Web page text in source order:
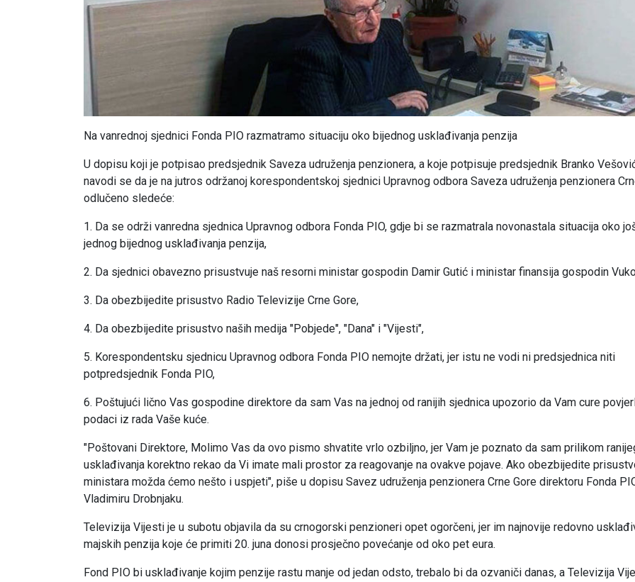
Na vanrednoj sjednici Fonda PIO razmatramo situaciju oko bijednog usklađivanja penzija
U dopisu koji je potpisao predsjednik Saveza udruženja penzionera, a koje potpisuje predsjednik Branko
navodi se da je na jutros održanoj korespondentskoj sjednici Upravnog odbora Saveza udruženja penzionera
odlučeno sledeće:
1. Da se održi vanredna sjednica Upravnog odbora Fonda PIO, gdje bi se razmatrala novonastala situacija oko
jednog bijednog usklađivanja penzija,
2. Da sjednici obavezno prisustvuje naš resorni ministar gospodin Damir Gutić i ministar finansija gospodin
3. Da obezbijedite prisustvo Radio Televizije Crne Gore,
4. Da obezbijedite prisustvo naših medija "Pobjede", "Dana" i "Vijesti",
5. Korespondentsku sjednicu Upravnog odbora Fonda PIO nemojte držati, jer istu ne vodi ni predsjednica niti
potpredsjednik Fonda PIO,
6. Poštujući lično Vas gospodine direktore da sam Vas na jednoj od ranijih sjednica upozorio da Vam cure
podaci iz rada Vaše kuće.
"Poštovani Direktore, Molimo Vas da ovo pismo shvatite vrlo ozbiljno, jer Vam je poznato da sam prilikom
usklađivanja korektno rekao da Vi imate mali prostor za reagovanje na ovakve pojave. Ako obezbijedite
ministara možda ćemo nešto i uspjeti", piše u dopisu Savez udruženja penzionera Crne Gore direktoru Fonda
Vladimiru Drobnjaku.
Televizija Vijesti je u subotu objavila da su crnogorski penzioneri opet ogorčeni, jer im najnovije redovno
majskih penzija koje će primiti 20. juna donosi prosječno povećanje od oko pet eura.
Fond PIO bi usklađivanje kojim penzije rastu manje od jedan odsto, trebalo bi da ozvaniči danas, a Televizija